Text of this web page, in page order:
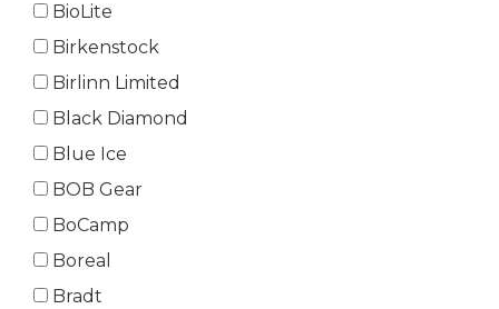
BioLite
Birkenstock
Birlinn Limited
Black Diamond
Blue Ice
BOB Gear
BoCamp
Boreal
Bradt